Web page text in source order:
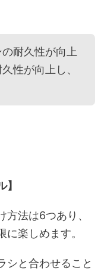
耐久性が向上
性が向上し、
法は6つあり、
楽しめます。
シと合わせること